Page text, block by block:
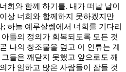
희와 함께 하기를. 내가 떠날 날이
상 너희와 함께하지 못하겠지만
하늘 예루살렘에서 너희를 기다리
들의 정의가 회복되도록 모든 것
나의 창조물을 덮고 이 인류는 계
들은 깨닫지 못했고 앞으로도 깨
가 임하고 많은 사람들이 잠들 것